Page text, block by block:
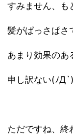
すみません、も
髪がぱっさぱさ
あまり効果のあ
申し訳ない(ﾉД`)
ただですね、終